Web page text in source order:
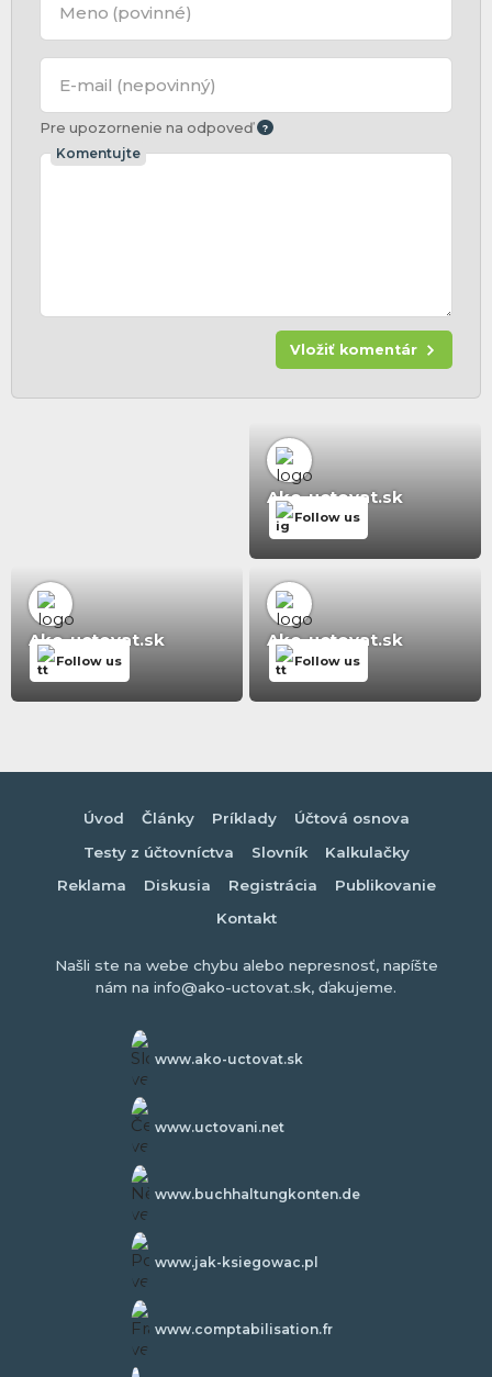
Meno (povinné)
E-mail (nepovinný)
Pre upozornenie na odpoveď
Komentujte
Vložiť komentár
Ako-uctovat.sk
Follow us
Ako-uctovat.sk
Follow us
Ako-uctovat.sk
Follow us
Úvod Články Príklady
Účtová osnova
Testy z účtovníctva
Slovník
Kalkulačky
Reklama
Diskusia Registrácia
Publikovanie
Kontakt
Našli ste na webe chybu alebo nepresnosť, napíšte
nám na info@ako-uctovat.sk, ďakujeme.
www.ako-uctovat.sk
www.uctovani.net
www.buchhaltungkonten.de
www.jak-ksiegowac.pl
www.comptabilisation.fr